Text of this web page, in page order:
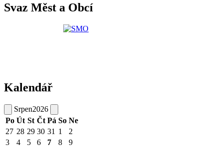
Svaz Měst a Obcí
Kalendář
Srpen2026
Po Út St Čt Pá So Ne
27 28 29 30 31 1
2
3
4 5 6 7 8
9